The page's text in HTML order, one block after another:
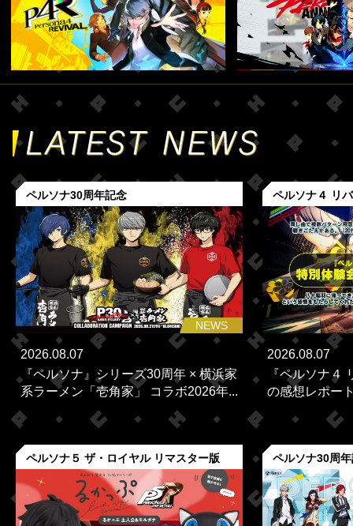
ペルソナ30周年記念
NEWS
2026.08.07
『ペルソナ』シリーズ30周年 × 横浜家
系ラーメン「壱角家」 コラボ2026年...
ペルソナ４ リ
2026.08.07
『ペルソナ４
の感想レポー
ペルソナ５ ザ・ロイヤル リマスター版 ペルソナ30周